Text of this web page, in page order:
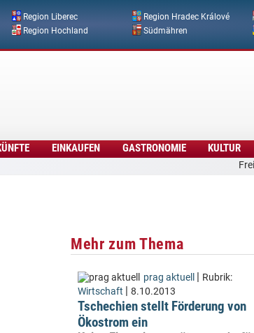
Direkt zum Inhalt
Region Liberec Region Hradec Králové
Region Hochland Südmähren
EINKAUFEN GASTRONOMIE KULTUR
Mehr zum Thema
prag aktuell | Rubrik:
Wirtschaft | 8.10.2013
Tschechien stellt Förderung von
Ökostrom ein